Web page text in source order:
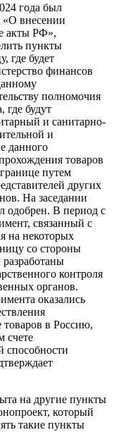
года был
«О внесении
акты РФ»,
пункты
где будет
финансов
полномочия
где будут
и санитарно-
и
данного
товаров
путем
других
На заседании
одобрен. В период с
связанный с
на некоторых
со стороны
контроля
органов.
оказались
товаров в Россию,
счете
способности
на другие пункты
который
такие пункты